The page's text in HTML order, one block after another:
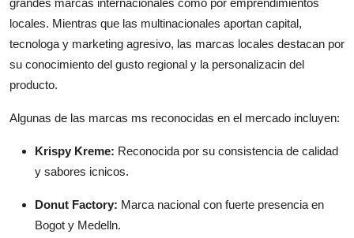
locales. Mientras que las multinacionales aportan capital,
tecnologa y marketing agresivo, las marcas locales destacan por
su conocimiento del gusto regional y la personalizacin del
producto.
Algunas de las marcas ms reconocidas en el mercado incluyen:
Krispy Kreme: Reconocida por su consistencia de calidad
y sabores icnicos.
Donut Factory: Marca nacional con fuerte presencia en
Bogot y Medelln.